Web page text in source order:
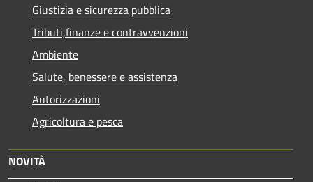
Giustizia e sicurezza pubblica
Tributi,finanze e contravvenzioni
Ambiente
Salute, benessere e assistenza
Autorizzazioni
Agricoltura e pesca
NOVITÀ